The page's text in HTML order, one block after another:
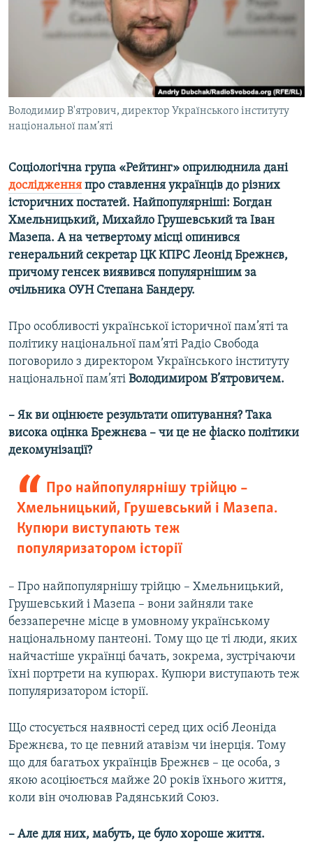
ВІДЕОУРОКИ «ELIFBE»
СВІДЧЕННЯ ОКУПАЦІЇ
УКРАЇНСЬКА ПРОБЛЕМА КРИМУ
ІНФОГРАФІКА
Русский
ДОЛУЧАЙСЯ!
Володимир В'ятрович, директор Українського інституту
національної пам’яті
Соціологічна група «Рейтинг» оприлюднила дані
дослідження про ставлення українців до різних
історичних постатей. Найпопулярніші: Богдан
Хмельницький, Михайло Грушевський та Іван
Мазепа. А на четвертому місці опинився
генеральний секретар ЦК КПРС Леонід Брежнєв,
причому генсек виявився популярнішим за
очільника ОУН Степана Бандеру.
Про особливості української історичної пам’яті та
політику національної пам’яті Радіо Свобода
поговорило з директором Українського інституту
національної пам’яті Володимиром В’ятровичем.
– Як ви оцінюєте результати опитування? Така
висока оцінка Брежнєва – чи це не фіаско політики
декомунізації?
Про найпопулярнішу трійцю –
Хмельницький, Грушевський і Мазепа.
Купюри виступають теж
популяризатором історії
– Про найпопулярнішу трійцю – Хмельницький,
Грушевський і Мазепа – вони зайняли таке
беззаперечне місце в умовному українському
національному пантеоні. Тому що це ті люди, яких
найчастіше українці бачать, зокрема, зустрічаючи
їхні портрети на купюрах. Купюри виступають теж
популяризатором історії.
Що стосується наявності серед цих осіб Леоніда
Брежнєва, то це певний атавізм чи інерція. Тому
що для багатьох українців Брежнєв – це особа, з
якою асоціюється майже 20 років їхнього життя,
коли він очолював Радянський Союз.
– Але для них, мабуть, це було хороше життя.